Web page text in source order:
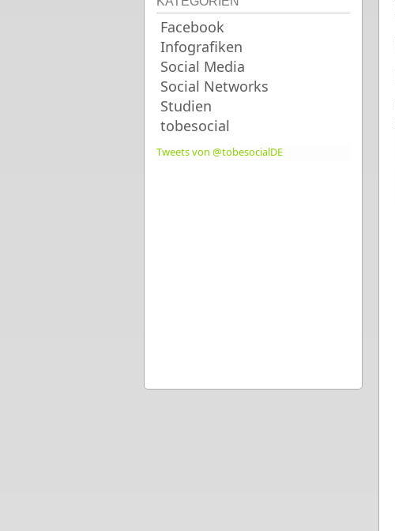
Facebook
Infografiken
Social Media
Social Networks
Studien
tobesocial
Tweets von @tobesocialDE